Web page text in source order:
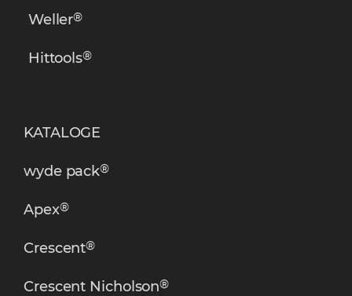
Weller®
Hittools®
KATALOGE
wyde pack®
Apex®
Crescent®
Crescent Nicholson®